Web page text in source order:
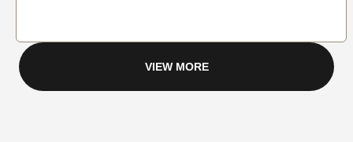
VIEW MORE